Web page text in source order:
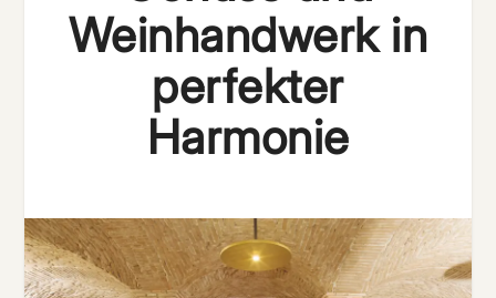
Weinhandwerk in
perfekter
Harmonie